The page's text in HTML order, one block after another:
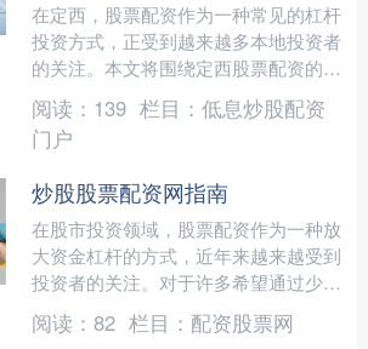
在定西，股票配资作为一种常见的杠杆
投资方式，正受到越来越多本地投资者
的关注。本文将围绕定西股票配资的实
际操作流程与风险控制要点展开说明低
息炒股配资门户，帮助投资....
阅读： 139 栏目： 低息炒股配资
门户
炒股股票配资网指南
在股市投资领域，股票配资作为一种放
大资金杠杆的方式，近年来越来越受到
投资者的关注。对于许多希望通过少量
资金撬动更大收益的股民来说，炒股股
票配资网提供了一个便捷的....
阅读： 82 栏目： 配资股票网